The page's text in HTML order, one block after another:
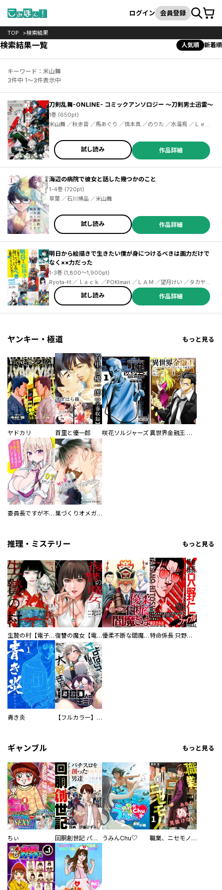
検索
ログイン 会員登録カート
TOP 検索結果
検索結果一覧 人気順 新着順
キーワード：米山舞
3件中 1～3件表示中
刀剣乱舞-ONLINE- コミックアンソロジー ～刀剣男士迅雷～
1巻 (650pt)
米山舞 ／秋赤音 ／馬あぐり ／慎本真 ／のりた ／水溜鳥 ／ＬｅＫ
Ｉ ／桂イチホ ／かぼたろ ／鈴華 ／泥川恵 ／永緒ウカ ／冬木 ／無
糖党 ／望月和臣 ／ももせ ／森川侑 ／わに ／わらなべ ／さとうふ
試し読み 作品詳細
海辺の病院で彼女と話した幾つかのこと
1-4巻 (720pt)
草葉 ／石川博品 ／米山舞
試し読み 作品詳細
明日から絵描きで生きたい僕が身につけるべきは画力だけで
なく××力だった
1-3巻 (1,800～1,900pt)
Ryota-H ／ｌａｃｋ ／POKImari ／ＬＡＭ ／望月けい ／タカヤマ
トシアキ ／西沢５ミリ ／米山舞 ／PALOW. ／BUNBUN＆abec ／
しぐれうい ／ぽち ／わいっしゅ ／COJIRASELUNCHBOX ／凪白
みと ／風間雷太 ／Rii2 ／ｐｏｐｍａｎ３５８０ ／冨士原良 ／山田
シロ ／こうましろ ／林けゐ ／吉田誠治 ／青十紅 ／さくしゃ２ ／
BOX
試し読み 作品詳細
ヤンキー・極道 もっと見る
ヤドカリ 首里と優一郎 咲花ソルジャーズ 異世界金融王 ～クローネ・ゴルディオンの覇道～
委員長ですが不良になるほど恋してます！ 巣づくりオメガバース
推理・ミステリー もっと見る
生贄の村【電子単行本版】 復讐の魔女【電子単行本版】 優柔不断な閻魔さま 特命係長 只野仁ファイナル 愛蔵版
青き炎 【フルカラー】さよなら、私の大好きな１０００人のキミ。
ギャンブル もっと見る
ちぃ 回胴創世記 パチスロを創った男達 うみんChu♡ 職業、ニセモノ～あなたに偽は見抜けない【電子単行本版】